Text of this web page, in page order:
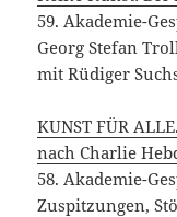
KUNST FÜR
57. Akademie-
Kann
von Kunst
Ideologie und
Linke
56. Akademie-